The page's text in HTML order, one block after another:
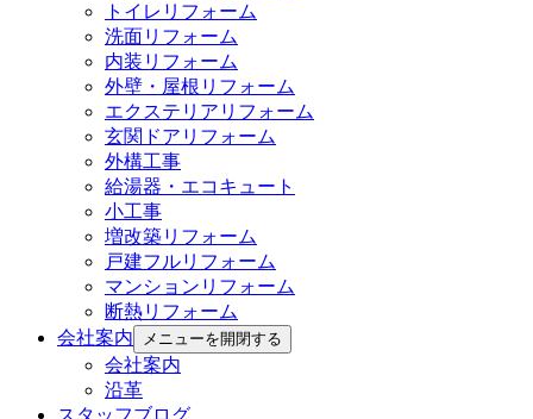
トイレリフォーム
洗面リフォーム
内装リフォーム
外壁・屋根リフォーム
エクステリアリフォーム
玄関ドアリフォーム
外構工事
給湯器・エコキュート
小工事
増改築リフォーム
戸建フルリフォーム
マンションリフォーム
断熱リフォーム
会社案内
メニューを開閉する
会社案内
沿革
スタッフブログ